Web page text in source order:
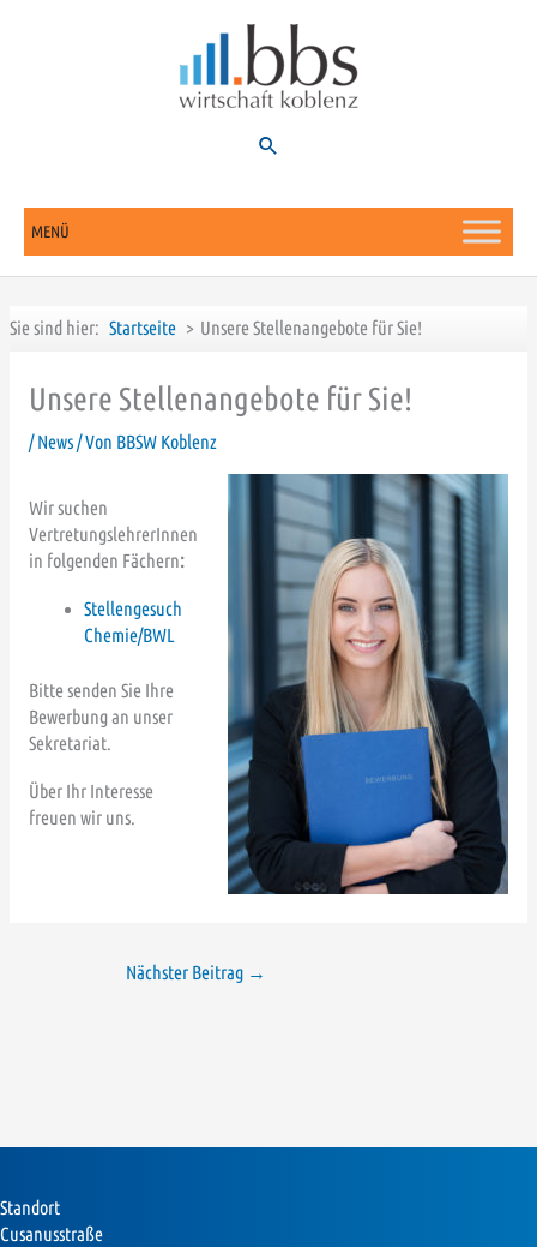
MENÜ
Suchen
Sie sind hier: Startseite Unsere Stellenangebote für Sie!
Unsere Stellenangebote für Sie!
/News/ Von BBSW Koblenz
Wir suchen
VertretungslehrerInnen
in folgenden Fächern:
Stellengesuch
Chemie/BWL
Bitte senden Sie Ihre
Bewerbung an unser
Sekretariat.
Über Ihr Interesse
freuen wir uns.
Nächster Beitrag →
Standort
Cusanusstraße